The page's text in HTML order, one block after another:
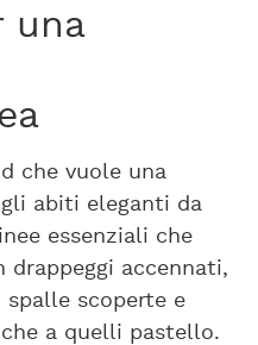
una
che vuole una
abiti eleganti da
essenziali che
drappeggi accennati,
scoperte e
a quelli pastello.